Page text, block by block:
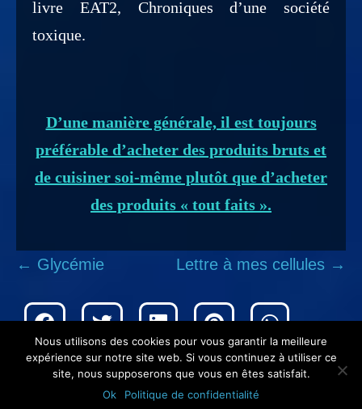
livre EAT2, Chroniques d’une société
toxique.
D’une manière générale, il est toujours
préférable d’acheter des produits bruts et
de cuisiner soi-même plutôt que d’acheter
des produits « tout faits ».
← Glycémie Lettre à mes cellules →
© 2026 | Tous droits réservés. Création
Nous utilisons des cookies pour vous garantir la meilleure
expérience sur notre site web. Si vous continuez à utiliser ce
site, nous supposerons que vous en êtes satisfait.
Ok
Politique de confidentialité